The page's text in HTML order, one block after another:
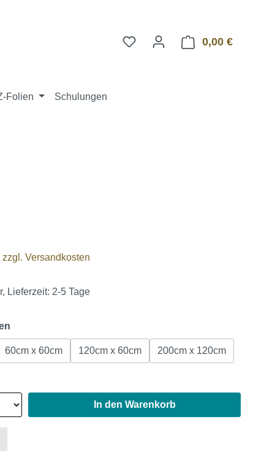
0,00 €
Folien Schulungen
Versandkosten
Lieferzeit: 2-5 Tage
60cm x 60cm 120cm x 60cm 200cm x 120cm
In den Warenkorb